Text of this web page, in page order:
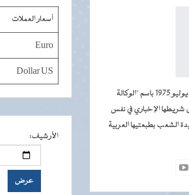
أنشئت الوكالة الموريتانية للأنباء في فاتح يوليو 1975 باسم "الوكالة
شريطها الإخباري في نفس
الشعب بطبعتيها العربية
أسعار العملات
Euro
Dollar US
الأرشيف: